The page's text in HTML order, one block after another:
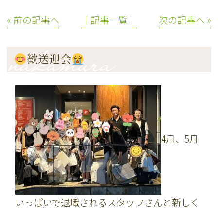
« 前の記事へ │記事一覧│ 次の記事へ »
歓送迎会
4月、5月
いっぱいで退職されるスタッフさんと新しく